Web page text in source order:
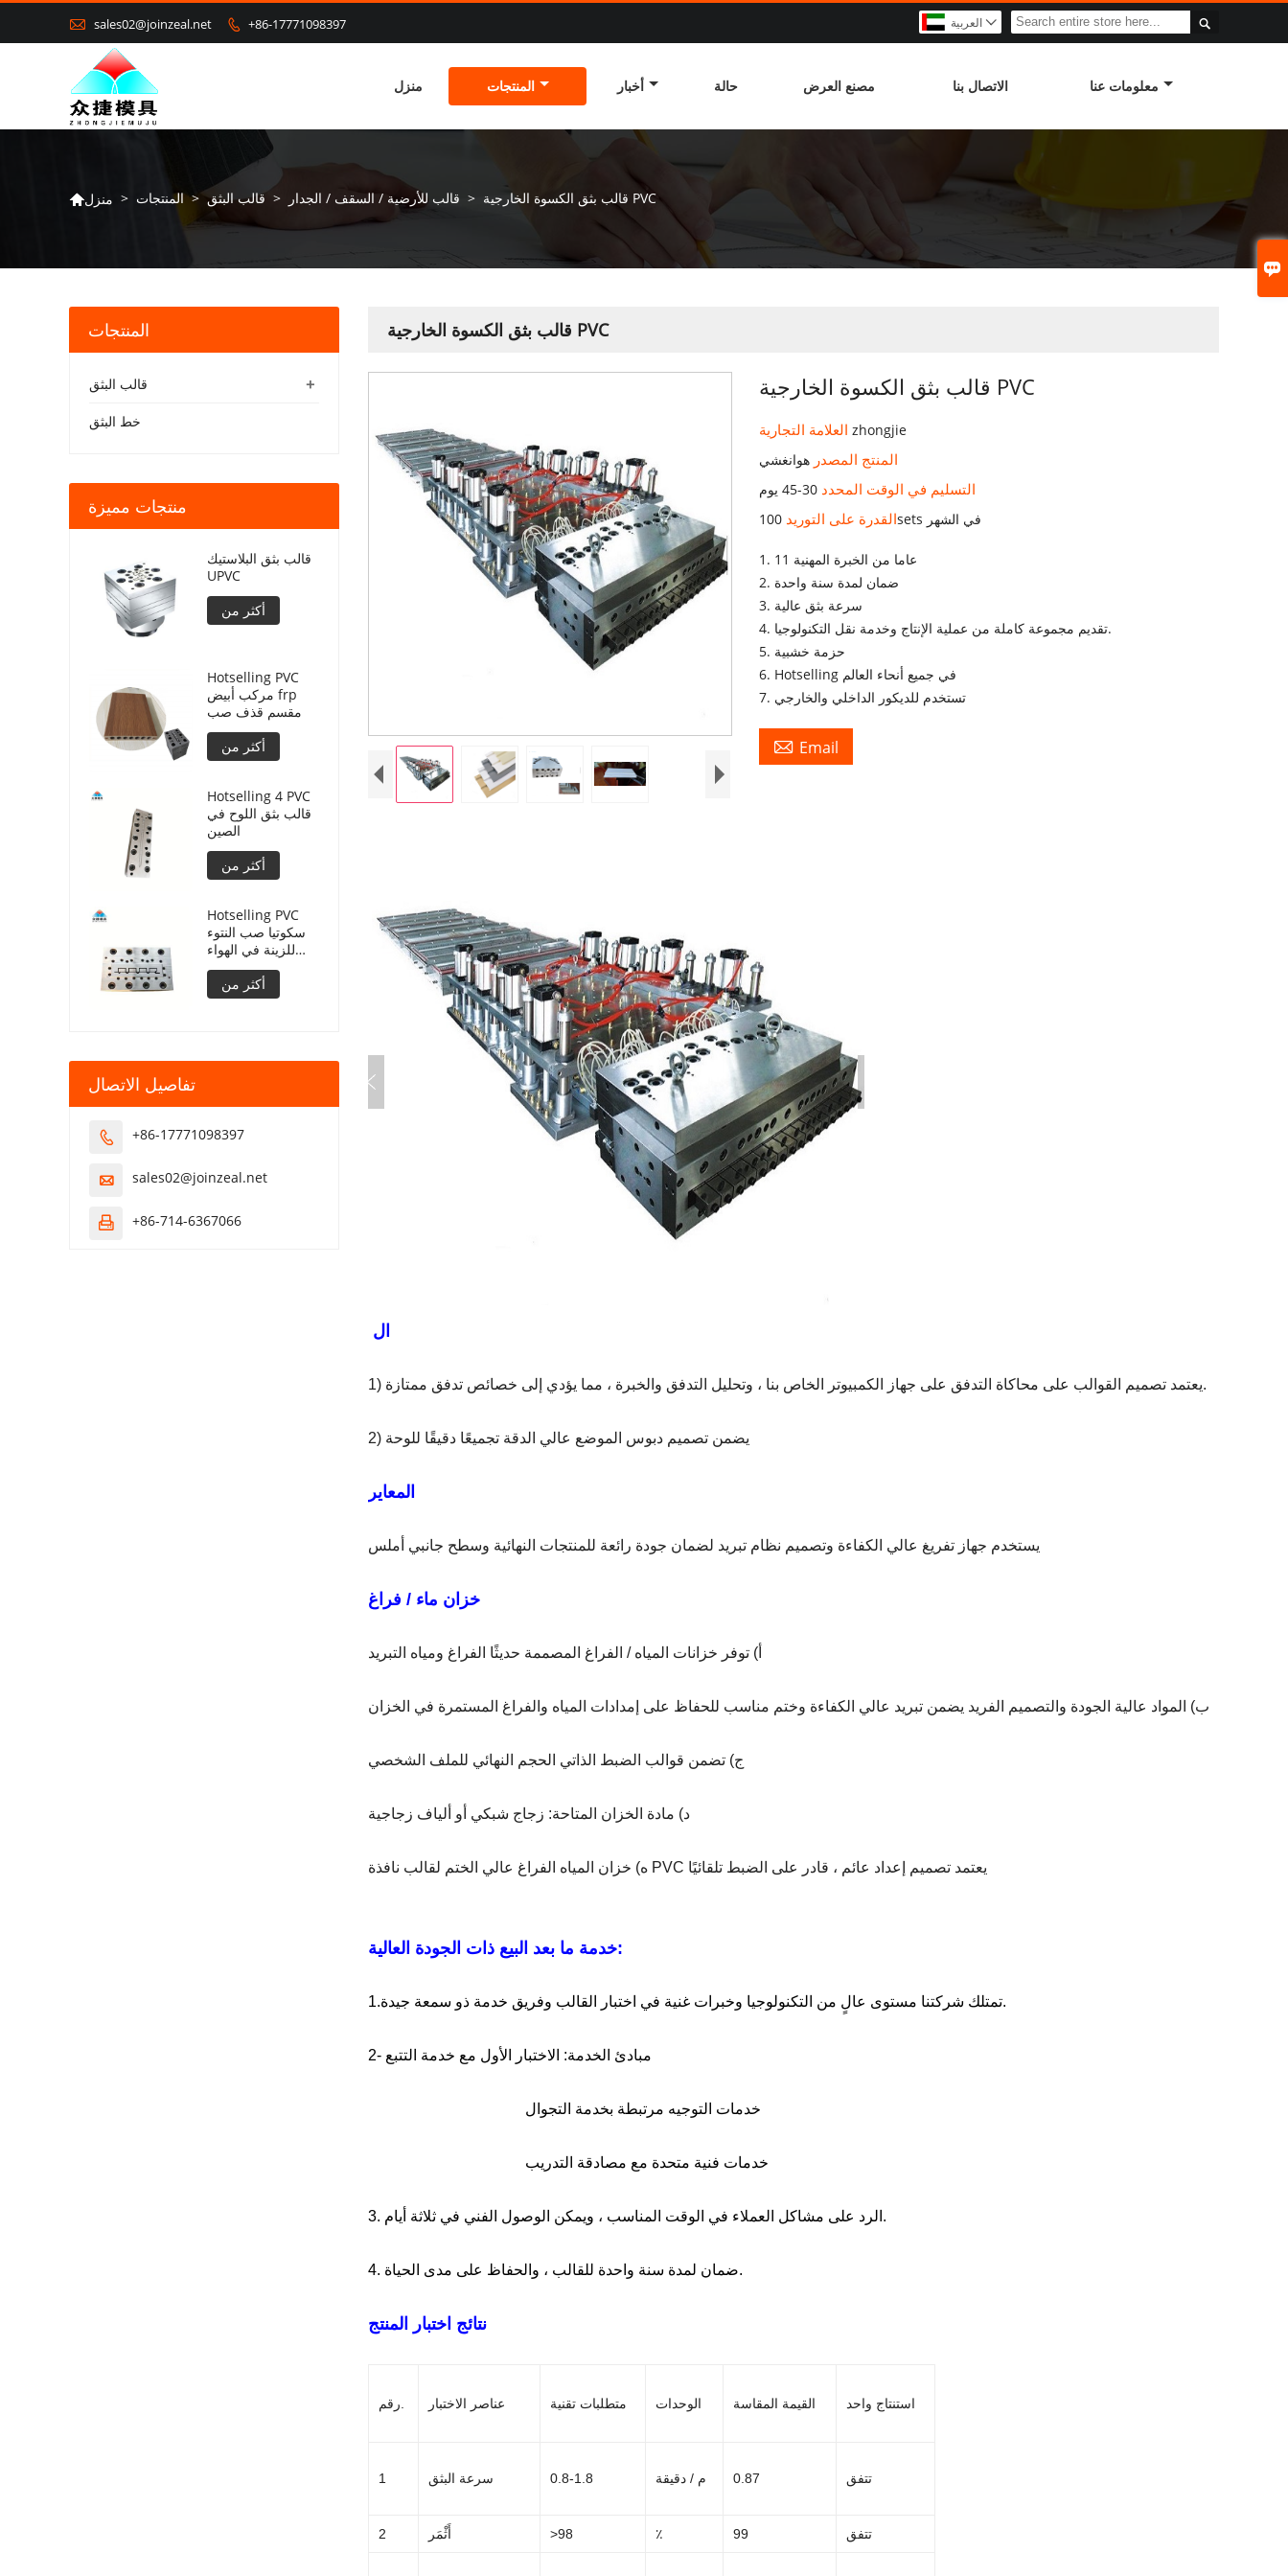

 sales02@joinzeal.net  +86-17771098397  العربية 
منزل المنتجات أخبار حالة مصنع العرض الاتصال بنا معلومات عنا
منزل > المنتجات > قالب البثق > قالب للأرضية / السقف / الجدار > قالب بثق الكسوة الخارجية PVC
قالب بثق الكسوة الخارجية PVC
قالب بثق الكسوة الخارجية PVC
العلامة التجاريةzhongjie
المنتج المصدر هوانغشي
التسليم في الوقت المحدد 30-45 يوم
القدرة على التوريد 100sets في الشهر
1. 11 عاما من الخبرة المهنية
2. ضمان لمدة سنة واحدة
3. سرعة بثق عالية
4. تقديم مجموعة كاملة من عملية الإنتاج وخدمة نقل التكنولوجيا.
5. حزمة خشبية
6. Hotselling في جميع أنحاء العالم
7. تستخدم للديكور الداخلي والخارجي
 Email
ال
1) يعتمد تصميم القوالب على محاكاة التدفق على جهاز الكمبيوتر الخاص بنا ، وتحليل التدفق والخبرة ، مما يؤدي إلى خصائص تدفق ممتازة.
2) يضمن تصميم دبوس الموضع عالي الدقة تجميعًا دقيقًا للوحة
المعاير
يستخدم جهاز تفريغ عالي الكفاءة وتصميم نظام تبريد لضمان جودة رائعة للمنتجات النهائية وسطح جانبي أملس
خزان ماء / فراغ
أ) توفر خزانات المياه / الفراغ المصممة حديثًا الفراغ ومياه التبريد
ب) المواد عالية الجودة والتصميم الفريد يضمن تبريد عالي الكفاءة وختم مناسب للحفاظ على إمدادات المياه والفراغ المستمرة في الخزان
ج) تضمن قوالب الضبط الذاتي الحجم النهائي للملف الشخصي
ه) خزان المياه الفراغ عالي الختم لقالب نافذة PVC يعتمد تصميم إعداد عائم ، قادر على الضبط تلقائيًا
خدمة ما بعد البيع ذات الجودة العالية:
1.تمتلك شركتنا مستوى عالٍ من التكنولوجيا وخبرات غنية في اختبار القالب وفريق خدمة ذو سمعة جيدة.
2- مبادئ الخدمة: الاختبار الأول مع خدمة التتبع
خدمات التوجيه مرتبطة بخدمة التجوال
خدمات فنية متحدة مع مصادقة التدريب
3. الرد على مشاكل العملاء في الوقت المناسب ، ويمكن الوصول الفني في ثلاثة أيام.
4. ضمان لمدة سنة واحدة للقالب ، والحفاظ على مدى الحياة.
نتائج اختبار المنتج
عناصر الاختبار متطلبات تقنية الوحدات القيمة المقاسة استنتاج واحد
1 سرعة البثق 0.8-1.8 م / دقيقة 0.87 تتفق
2 أَثْمَر >98 ٪ 99 تتفق
المنتجات
+ قالب البثق
خط البثق
منتجات مميزة
قالب بثق البلاستيك
UPVC
أكثر من
Hotselling PVC
مركب أبيض frp
مقسم قذف صب
أكثر من
Hotselling 4 PVC
قالب بثق اللوح في
الصين
أكثر من
Hotselling PVC
سكوتيا صب النتوء
للزينة في الهواء
الطلق
أكثر من
تفاصيل الاتصال
 +86-17771098397
 sales02@joinzeal.net
 +86-714-6367066